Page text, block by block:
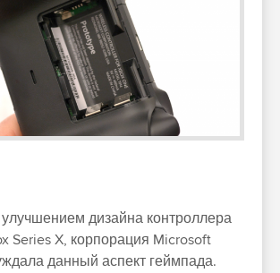
дизайна контроллера
Series X, корпорация Microsoft
данный аспект геймпада.